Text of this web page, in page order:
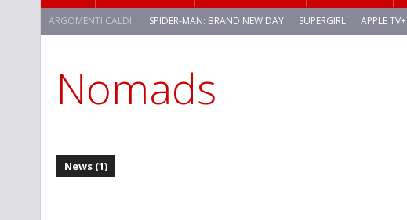
ARGOMENTI CALDI: SPIDER-MAN: BRAND NEW DAY SUPERGIRL APPLE TV+
STAR TREK: STRANGE NEW WORLDS
Nomads
News (1)